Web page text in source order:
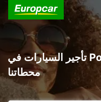
تأجير السيارات في Poitiers : اكتشف جميع
محطاتنا